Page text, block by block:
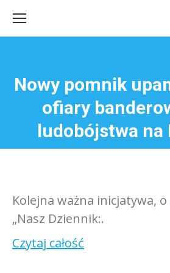
Nowy pomnik
ofiary
ludobójstwa na
Jesteś tutaj:
Kolejna ważna inicjatywa,
„Nasz Dziennik:.
Czytaj całość